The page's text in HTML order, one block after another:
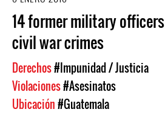
14 former military
civil war crimes
Derechos#Impunidad / Justicia
Violaciones#Asesinatos
Ubicación#Guatemala